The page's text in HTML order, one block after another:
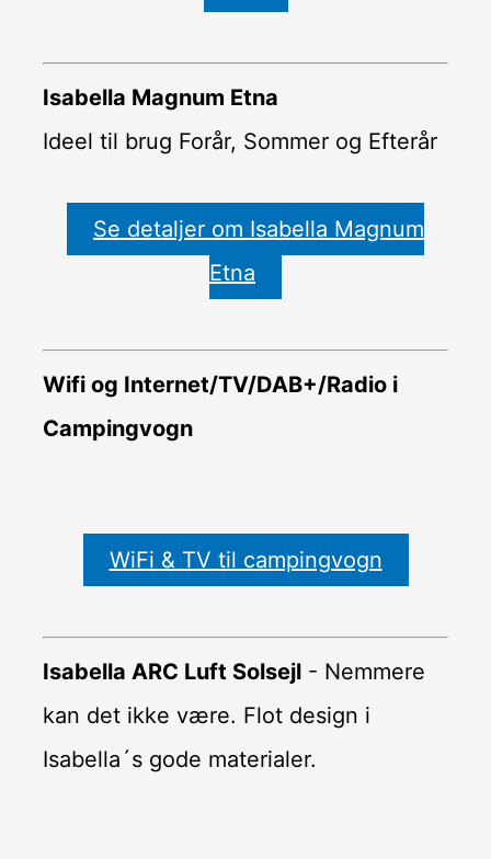
Isabella Magnum Etna
Ideel til brug Forår, Sommer og Efterår
Se detaljer om Isabella Magnum
Etna
Wifi og Internet/TV/DAB+/Radio i
Campingvogn
WiFi & TV til campingvogn
Isabella ARC Luft Solsejl- Nemmere
kan det ikke være. Flot design i
Isabella´s gode materialer.